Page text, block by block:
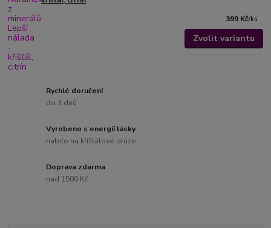
399 Kč/ks
Zvolit variantu
Rychlé doručení
do 3 dnů
Vyrobeno s energií lásky
nabito na kříšťálové drúze
Doprava zdarma
nad 1500 Kč